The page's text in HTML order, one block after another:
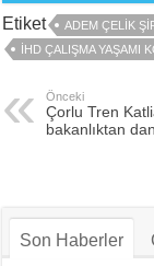
Etiket ADEM ÇELIK
İHD ÇALIŞMA YAŞAMI
Önceki
Çorlu Tren
bakanlıktan
Son Haberler